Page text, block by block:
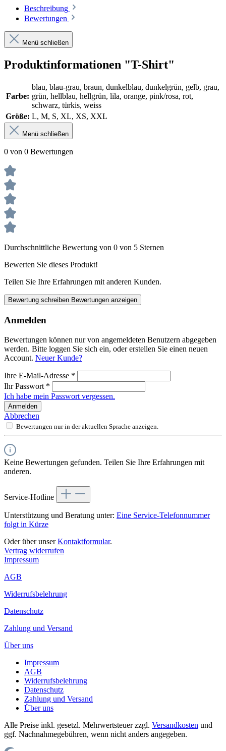
Beschreibung
Bewertungen
Menü schließen
Produktinformationen "T-Shirt"
Farbe:
blau, blau-grau, braun, dunkelblau, dunkelgrün, gelb, grau,
grün, hellblau, hellgrün, lila, orange, pink/rosa, rot,
schwarz, türkis, weiss
Größe: L, M, S, XL, XS, XXL
Menü schließen
0 von 0 Bewertungen
Durchschnittliche Bewertung von 0 von 5 Sternen
Bewerten Sie dieses Produkt!
Teilen Sie Ihre Erfahrungen mit anderen Kunden.
Bewertung schreiben Bewertungen anzeigen
Anmelden
Bewertungen können nur von angemeldeten Benutzern abgegeben
werden. Bitte loggen Sie sich ein, oder erstellen Sie einen neuen
Account. Neuer Kunde?
Ihre E-Mail-Adresse *
Ihr Passwort *
Ich habe mein Passwort vergessen.
Anmelden
Abbrechen
Bewertungen nur in der aktuellen Sprache anzeigen.
Keine Bewertungen gefunden. Teilen Sie Ihre Erfahrungen mit
anderen.
Service-Hotline
Unterstützung und Beratung unter: Eine Service-Telefonnummer
folgt in Kürze
Oder über unserKontaktformular.
Vertrag widerrufen
Impressum
AGB
Widerrufsbelehrung
Datenschutz
Zahlung und Versand
Über uns
Impressum
AGB
Widerrufsbelehrung
Datenschutz
Zahlung und Versand
Über uns
Alle Preise inkl. gesetzl. Mehrwertsteuer zzgl. Versandkosten und
ggf. Nachnahmegebühren, wenn nicht anders angegeben.